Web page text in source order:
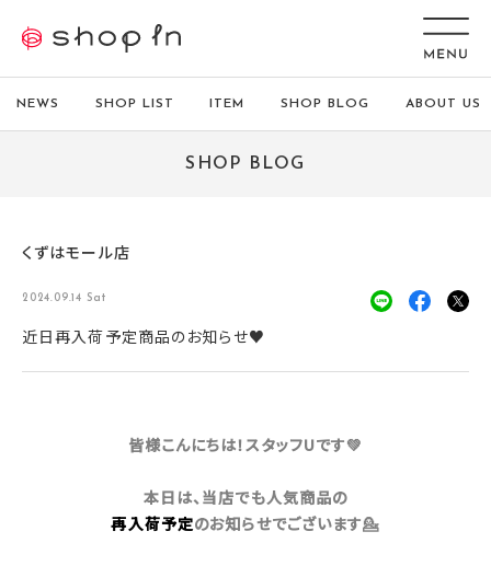
NEWS SHOP LIST ITEM SHOP BLOG ABOUT US
SHOP BLOG
くずはモール店
2024.09.14 Sat
近日再入荷予定商品のお知らせ♥
皆様こんにちは！スタッフUです💚
本日は、当店でも人気商品の
再入荷予定のお知らせでございます💁